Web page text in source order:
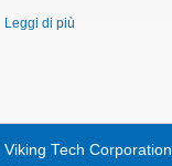
Leggi di più
Viking Tech Corporation